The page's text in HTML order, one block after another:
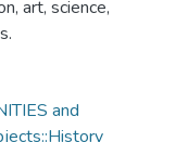
art, science,
and